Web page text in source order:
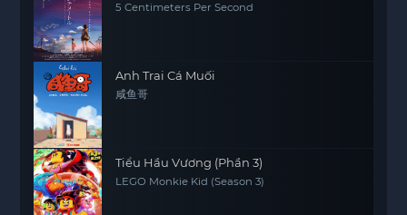
5 Centimeters Per Second
Anh Trai Cá Muối
咸鱼哥
Tiểu Hầu Vương (Phần 3)
LEGO Monkie Kid (Season 3)